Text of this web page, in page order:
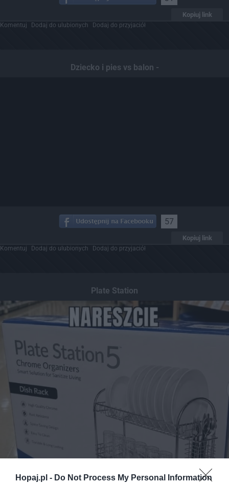
Hopaj.pl - Do Not Process My Personal Information
Kopiuj link
Komentuj Dodaj do ulubionych Dodaj do przyjaciół
Dziecko i pies vs balon -
57
Kopiuj link
Komentuj Dodaj do ulubionych Dodaj do przyjaciół
Plate Station